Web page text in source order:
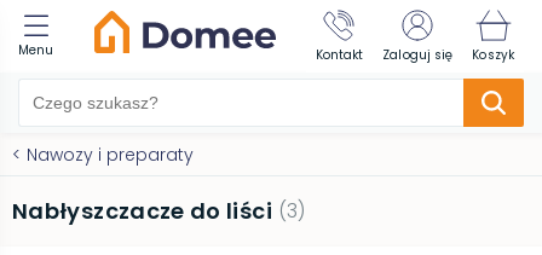
Menu Kontakt Zaloguj się Koszyk
< Nawozy i preparaty
Nabłyszczacze do liści (3)